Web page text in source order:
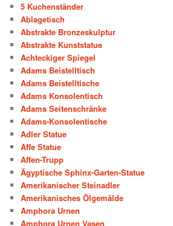
5 Kuchenständer
Ablagetisch
Abstrakte Bronzeskulptur
Abstrakte Kunststatue
Achteckiger Spiegel
Adams Beistelltisch
Adams Beistelltische
Adams Konsolentisch
Adams Seitenschränke
Adams-Konsolentische
Adler Statue
Affe Statue
Affen-Trupp
Ägyptische Sphinx-Garten-Statue
Amerikanischer Steinadler
Amerikanisches Ölgemälde
Amphora Urnen
Amphora Urnen Vasen